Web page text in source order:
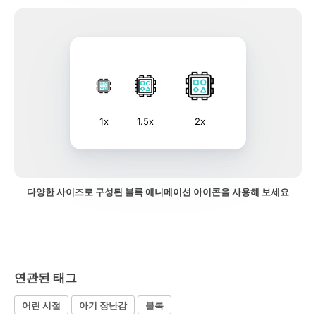
1x 1.5x 2x
다양한 사이즈로 구성된 블록 애니메이션 아이콘을 사용해 보세요
연관된 태그
어린 시절 아기 장난감 블록